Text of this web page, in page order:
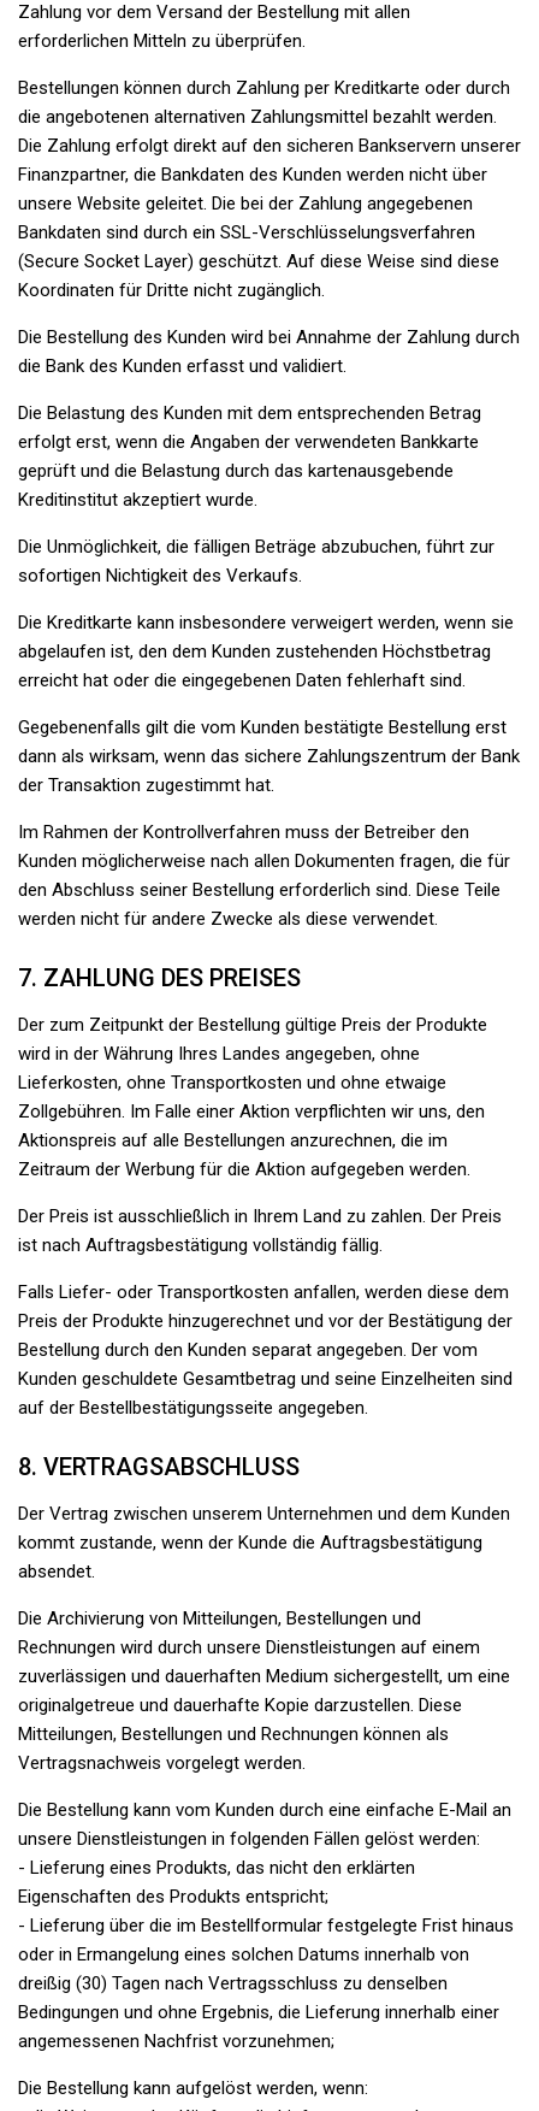
Zahlung vor dem Versand der Bestellung mit allen
erforderlichen Mitteln zu überprüfen.
Bestellungen können durch Zahlung per Kreditkarte oder durch
die angebotenen alternativen Zahlungsmittel bezahlt werden.
Die Zahlung erfolgt direkt auf den sicheren Bankservern unserer
Finanzpartner, die Bankdaten des Kunden werden nicht über
unsere Website geleitet. Die bei der Zahlung angegebenen
Bankdaten sind durch ein SSL-Verschlüsselungsverfahren
(Secure Socket Layer) geschützt. Auf diese Weise sind diese
Koordinaten für Dritte nicht zugänglich.
Die Bestellung des Kunden wird bei Annahme der Zahlung durch
die Bank des Kunden erfasst und validiert.
Die Belastung des Kunden mit dem entsprechenden Betrag
erfolgt erst, wenn die Angaben der verwendeten Bankkarte
geprüft und die Belastung durch das kartenausgebende
Kreditinstitut akzeptiert wurde.
Die Unmöglichkeit, die fälligen Beträge abzubuchen, führt zur
sofortigen Nichtigkeit des Verkaufs.
Die Kreditkarte kann insbesondere verweigert werden, wenn sie
abgelaufen ist, den dem Kunden zustehenden Höchstbetrag
erreicht hat oder die eingegebenen Daten fehlerhaft sind.
Gegebenenfalls gilt die vom Kunden bestätigte Bestellung erst
dann als wirksam, wenn das sichere Zahlungszentrum der Bank
der Transaktion zugestimmt hat.
Im Rahmen der Kontrollverfahren muss der Betreiber den
Kunden möglicherweise nach allen Dokumenten fragen, die für
den Abschluss seiner Bestellung erforderlich sind. Diese Teile
werden nicht für andere Zwecke als diese verwendet.
7. ZAHLUNG DES PREISES
Der zum Zeitpunkt der Bestellung gültige Preis der Produkte
wird in der Währung Ihres Landes angegeben, ohne
Lieferkosten, ohne Transportkosten und ohne etwaige
Zollgebühren. Im Falle einer Aktion verpflichten wir uns, den
Aktionspreis auf alle Bestellungen anzurechnen, die im
Zeitraum der Werbung für die Aktion aufgegeben werden.
Der Preis ist ausschließlich in Ihrem Land zu zahlen. Der Preis
ist nach Auftragsbestätigung vollständig fällig.
Falls Liefer- oder Transportkosten anfallen, werden diese dem
Preis der Produkte hinzugerechnet und vor der Bestätigung der
Bestellung durch den Kunden separat angegeben. Der vom
Kunden geschuldete Gesamtbetrag und seine Einzelheiten sind
auf der Bestellbestätigungsseite angegeben.
8. VERTRAGSABSCHLUSS
Der Vertrag zwischen unserem Unternehmen und dem Kunden
kommt zustande, wenn der Kunde die Auftragsbestätigung
absendet.
Die Archivierung von Mitteilungen, Bestellungen und
Rechnungen wird durch unsere Dienstleistungen auf einem
zuverlässigen und dauerhaften Medium sichergestellt, um eine
originalgetreue und dauerhafte Kopie darzustellen. Diese
Mitteilungen, Bestellungen und Rechnungen können als
Vertragsnachweis vorgelegt werden.
Die Bestellung kann vom Kunden durch eine einfache E-Mail an
unsere Dienstleistungen in folgenden Fällen gelöst werden:
- Lieferung eines Produkts, das nicht den erklärten
Eigenschaften des Produkts entspricht;
- Lieferung über die im Bestellformular festgelegte Frist hinaus
oder in Ermangelung eines solchen Datums innerhalb von
dreißig (30) Tagen nach Vertragsschluss zu denselben
Bedingungen und ohne Ergebnis, die Lieferung innerhalb einer
angemessenen Nachfrist vorzunehmen;
Die Bestellung kann aufgelöst werden, wenn: